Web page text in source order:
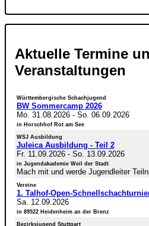
Aktuelle Termine
Veranstaltungen
Württembergische Schachjugend
BW Sommercamp 2026
Mo. 31.08.2026- So. 06.09.2026
in Horschhof Rot am See
WSJ Ausbildung
Juleica Ausbildung - Teil 2
Fr. 11.09.2026- So. 13.09.2026
in Jugendakademie Weil der Stadt
Mach mit und werde Jugendleiter
Vereine
1. Talhof-Open-
Sa. 12.09.2026
in 89522 Heidenheim an der Brenz
Bezirksjugend Stuttgart